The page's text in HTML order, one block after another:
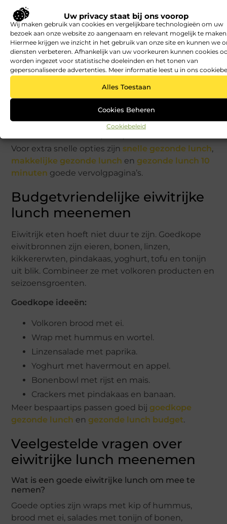
Uw privacy staat bij ons voorop
Wij maken gebruik van cookies en vergelijkbare technologieën om uw
bezoek aan onze website zo aangenaam en relevant mogelijk te
Hiermee krijgen we inzicht in het gebruik van onze site en kunnen we
diensten verbeteren. Afhankelijk van uw voorkeuren kunnen cookies
worden ingezet voor statistische doeleinden en het tonen van
gepersonaliseerde advertenties. Meer informatie leest u in ons
Alles Toestaan
Cookies Beheren
Cookiebeleid
crackers en rauwkost.
Snelle ideeën:
Wrap met hummus, kipfilet en sla.
Brood met ei, tomaat en komkommer.
Yoghurt met havermout, fruit en noten.
Crackers met hüttenkäse en paprika.
Salade met tonijn en bonen.
Wrap met tofu en rauwkost.
Voor extra snelle opties zijn snelle gezonde lunch,
makkelijke gezonde lunch en gezonde lunch 10
minuten goede vervolgpagina’s.
Budgetvriendelijke eiwitrijke
lunch meenemen
Eiwitrijk eten hoeft niet duur te zijn. Goedkope
eiwitbronnen zijn eieren, bonen, linzen,
kikkererwten, pindakaas, yoghurt, tofu en tonijn
uit blik. Combineer ze met volkoren producten en
seizoensgroenten.
Goedkope ideeën:
Volkoren brood met ei.
Wrap met hummus en wortel.
Linzensalade met paprika.
Yoghurt met havermout en appel.
Bonenbowl met rijst en mais.
Crackers met pindakaas en banaan.
Meer bespaartips passen goed bij goedkope
gezonde lunch en gezonde lunch budget.
Veelgestelde vragen over
eiwitrijke lunch meenemen
Wat is een goede eiwitrijke lunch om mee te
nemen?
Goede opties zijn wraps met kip of hummus,
brood met ei, salades met tonijn of bonen,